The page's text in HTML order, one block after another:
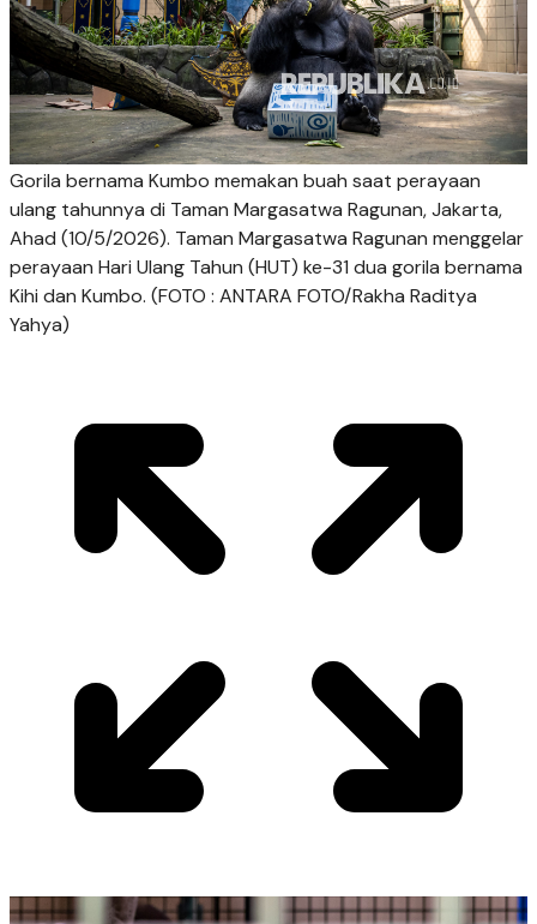
Gorila bernama Kumbo memakan buah saat perayaan
ulang tahunnya di Taman Margasatwa Ragunan, Jakarta,
Ahad (10/5/2026). Taman Margasatwa Ragunan menggelar
perayaan Hari Ulang Tahun (HUT) ke-31 dua gorila bernama
Kihi dan Kumbo. (FOTO : ANTARA FOTO/Rakha Raditya
Yahya)